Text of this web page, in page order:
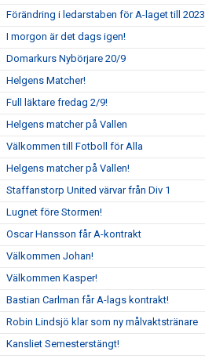
Förändring i ledarstaben för A-laget till 2023
I morgon är det dags igen!
Domarkurs Nybörjare 20/9
Helgens Matcher!
Full läktare fredag 2/9!
Helgens matcher på Vallen
Välkommen till Fotboll för Alla
Helgens matcher på Vallen!
Staffanstorp United värvar från Div 1
Lugnet före Stormen!
Oscar Hansson får A-kontrakt
Välkommen Johan!
Välkommen Kasper!
Bastian Carlman får A-lags kontrakt!
Robin Lindsjö klar som ny målvaktstränare
Kansliet Semesterstängt!